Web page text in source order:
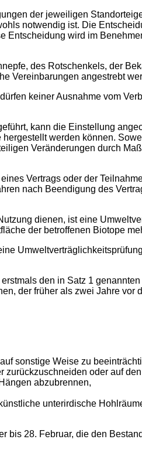
der jeweiligen
notwendig ist. Die
Entscheidung wird im
des Rotschenkels, der
Vereinbarungen angestrebt
keiner Ausnahme vom
kann die Einstellung
werden können.
Veränderungen durch
Vertrags oder der
nach Beendigung des
dienen, ist eine
der betroffenen Biotope
den in Satz 1
der früher als zwei Jahre vor
sonstige Weise zu
oder auf
abzubrennen,
unterirdische
28. Februar, die den